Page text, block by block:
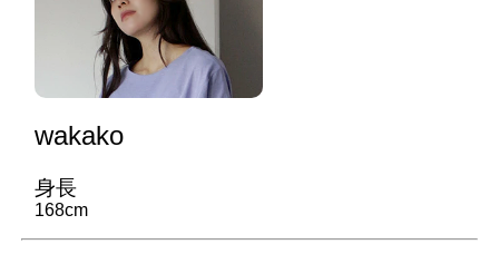
wakako
身長
168cm